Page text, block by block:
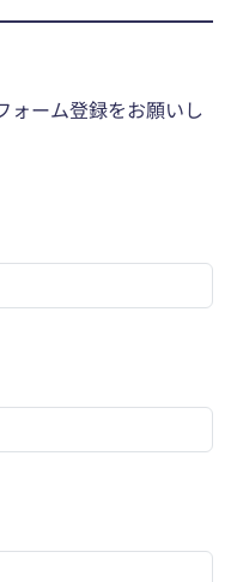
ォーム登録をお願いし